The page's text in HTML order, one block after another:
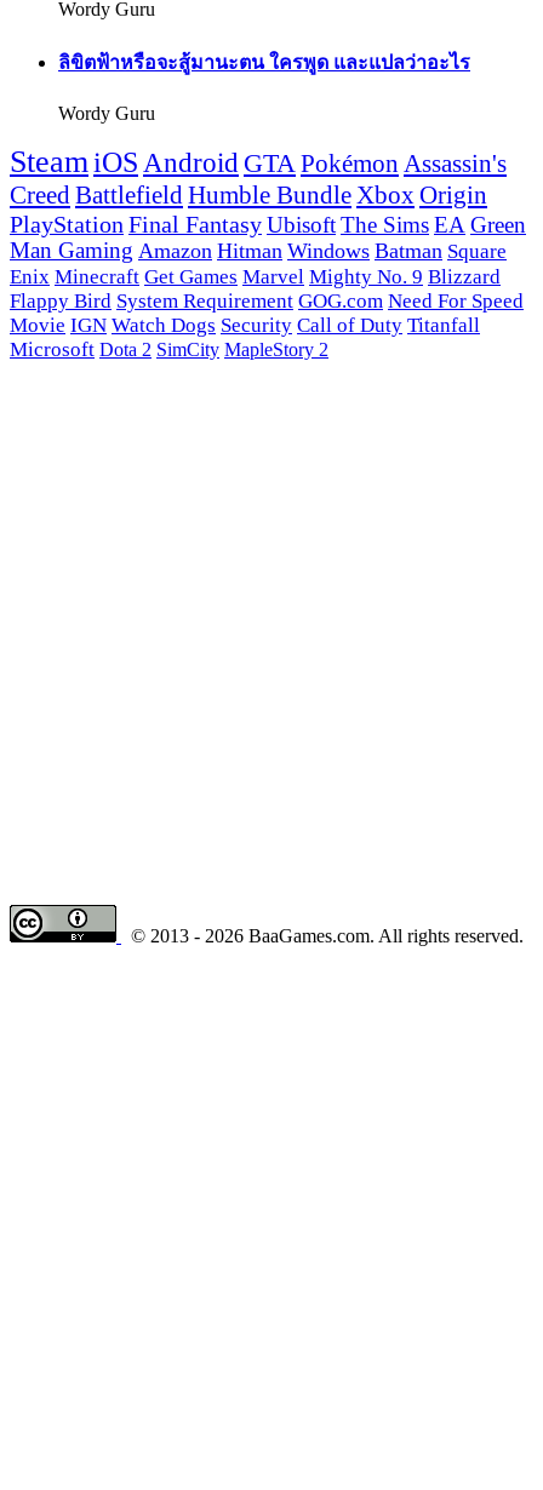
Wordy Guru
ลิขิตฟ้าหรือจะสู้มานะตน ใครพูด และแปลว่าอะไร
Wordy Guru
SteamiOS Android GTAPokémon Assassin's
CreedBattlefieldHumble Bundle Xbox Origin
PlayStation Final FantasyUbisoftThe Sims EA Green
Man Gaming Amazon Hitman Windows Batman Square
Enix Minecraft Get Games Marvel Mighty No. 9 Blizzard
Flappy Bird System Requirement GOG.com Need For Speed
Movie IGN Watch Dogs Security Call of Duty Titanfall
Microsoft Dota 2 SimCity MapleStory 2
© 2013 - 2026 BaaGames.com. All rights reserved.